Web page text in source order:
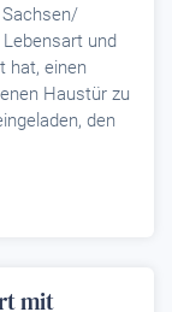
und
hat, einen
Haustür zu
den
mit